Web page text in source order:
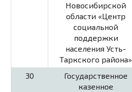
Новосибирской
области «Центр
социальной
поддержки
населения Усть-
Таркского района»
30
Государственное
казенное